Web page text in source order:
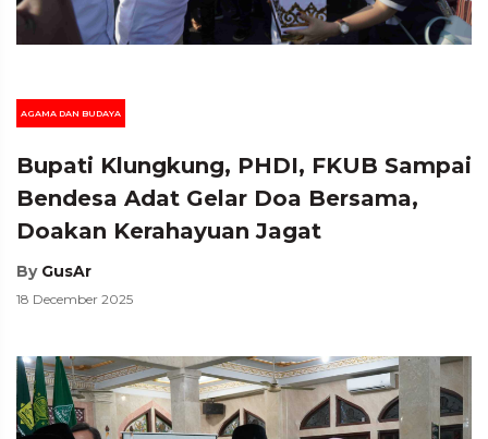
AGAMA DAN BUDAYA
Bupati Klungkung, PHDI, FKUB Sampai
Bendesa Adat Gelar Doa Bersama,
Doakan Kerahayuan Jagat
By GusAr
18 December 2025